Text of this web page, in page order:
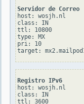
Servidor de Correo
host: wosjh.nl
class: IN
ttl: 10800
type: MX
pri: 10
Registro IPv6
host: wosjh.nl
class: IN
ttl: 3600